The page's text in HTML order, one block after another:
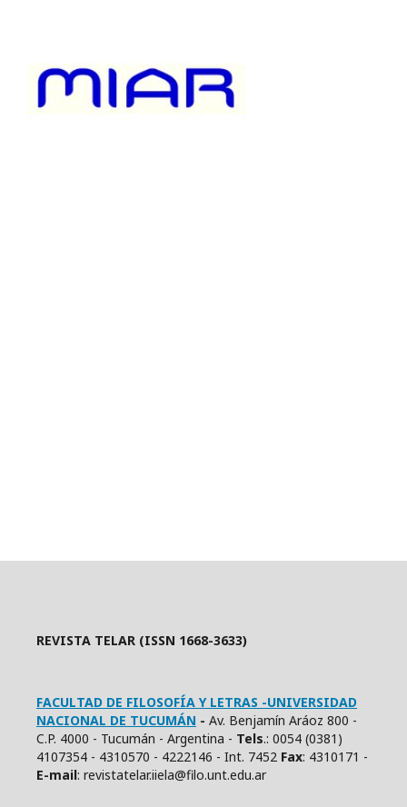
REVISTA TELAR (ISSN 1668-3633)
FACULTAD DE FILOSOFÍA Y LETRAS -UNIVERSIDAD
NACIONAL DE TUCUMÁN - Av. Benjamín Aráoz 800 -
C.P. 4000 - Tucumán - Argentina - Tels.: 0054 (0381)
4107354 - 4310570 - 4222146 - Int. 7452 Fax: 4310171 -
E-mail: revistatelar.iiela@filo.unt.edu.ar